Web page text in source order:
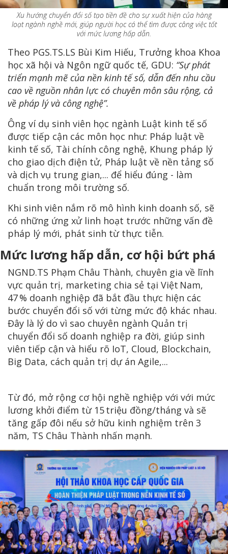
Xu hướng chuyển đổi số tạo tiền đề cho sự xuất hiện của hàng
loạt ngành nghề mới, giúp người học có thể tìm được công việc tốt
với mức lương hấp dẫn.
Theo PGS.TS.LS Bùi Kim Hiếu, Trưởng khoa Khoa
học xã hội và Ngôn ngữ quốc tế, GDU: “Sự phát
triển mạnh mẽ của nền kinh tế số, dẫn đến nhu cầu
cao về nguồn nhân lực có chuyên môn sâu rộng, cả
về pháp lý và công nghệ”.
Ông ví dụ sinh viên học ngành Luật kinh tế số
được tiếp cận các môn học như: Pháp luật về
kinh tế số, Tài chính công nghệ, Khung pháp lý
cho giao dịch điện tử, Pháp luật về nền tảng số
và dịch vụ trung gian,... để hiểu đúng - làm
chuẩn trong môi trường số.
Khi sinh viên nắm rõ mô hình kinh doanh số, sẽ
có những ứng xử linh hoạt trước những vấn đề
pháp lý mới, phát sinh từ thực tiễn.
Mức lương hấp dẫn, cơ hội bứt phá
NGND.TS Phạm Châu Thành, chuyên gia về lĩnh
vực quản trị, marketing chia sẻ tại Việt Nam,
47 % doanh nghiệp đã bắt đầu thực hiện các
bước chuyển đổi số với từng mức độ khác nhau.
Đây là lý do vì sao chuyên ngành Quản trị
chuyển đổi số doanh nghiệp ra đời, giúp sinh
viên tiếp cận và hiểu rõ IoT, Cloud, Blockchain,
Big Data, cách quản trị dự án Agile,...
Từ đó, mở rộng cơ hội nghề nghiệp với với mức
lương khởi điểm từ 15 triệu đồng/tháng và sẽ
tăng gấp đôi nếu sở hữu kinh nghiệm trên 3
năm, TS Châu Thành nhấn mạnh.